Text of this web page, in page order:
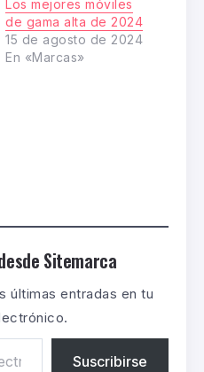
Los mejores móviles
de gama alta de 2024
15 de agosto de 2024
En «Marcas»
Sitemarca
últimas entradas en tu
Suscribirse